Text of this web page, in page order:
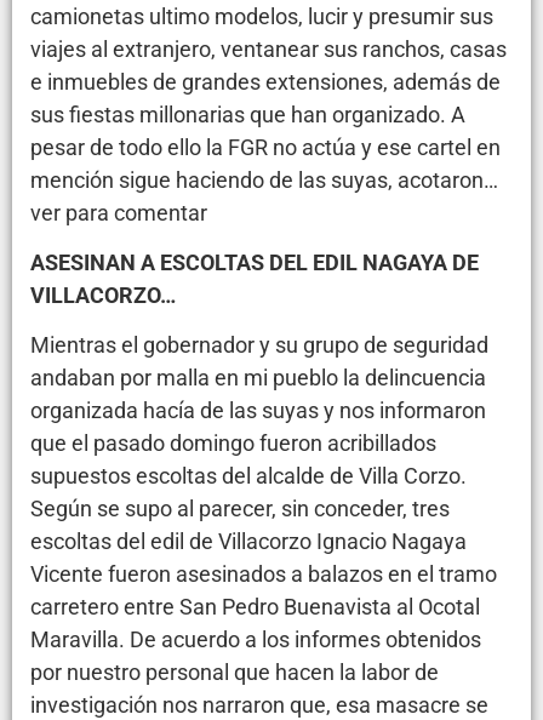
camionetas ultimo modelos, lucir y presumir sus
viajes al extranjero, ventanear sus ranchos, casas
e inmuebles de grandes extensiones, además de
sus fiestas millonarias que han organizado. A
pesar de todo ello la FGR no actúa y ese cartel en
mención sigue haciendo de las suyas, acotaron…
ver para comentar
ASESINAN A ESCOLTAS DEL EDIL NAGAYA DE
VILLACORZO…
Mientras el gobernador y su grupo de seguridad
andaban por malla en mi pueblo la delincuencia
organizada hacía de las suyas y nos informaron
que el pasado domingo fueron acribillados
supuestos escoltas del alcalde de Villa Corzo.
Según se supo al parecer, sin conceder, tres
escoltas del edil de Villacorzo Ignacio Nagaya
Vicente fueron asesinados a balazos en el tramo
carretero entre San Pedro Buenavista al Ocotal
Maravilla. De acuerdo a los informes obtenidos
por nuestro personal que hacen la labor de
investigación nos narraron que, esa masacre se